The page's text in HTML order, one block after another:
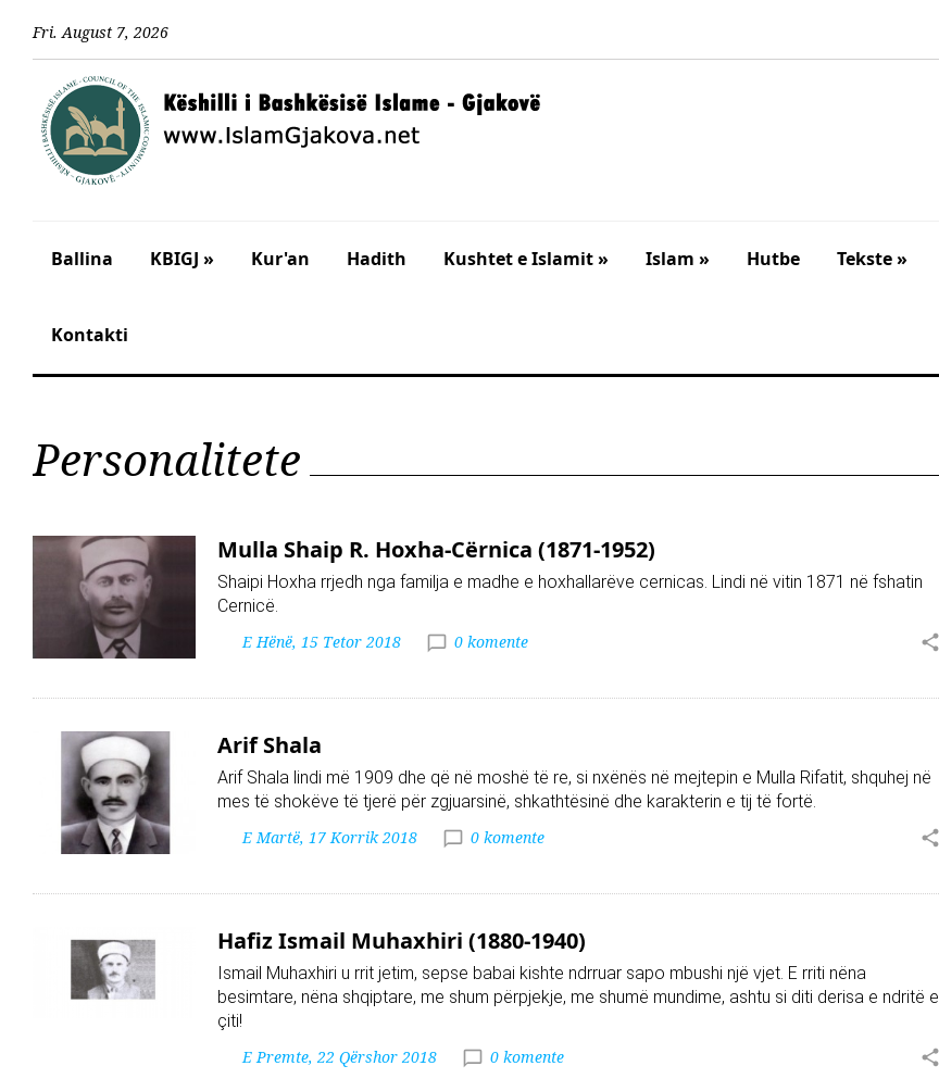
Fri. August 7, 2026
Ballina KBIGJ » Kur'an Hadith Kushtet e Islamit » Islam » Hutbe Tekste »
Kontakti
Personalitete
Mulla Shaip R. Hoxha-Cërnica (1871-1952)
Shaipi Hoxha rrjedh nga familja e madhe e hoxhallarëve cernicas. Lindi në vitin 1871 në fshatin
Cernicë.
E Hënë, 15 Tetor 2018
0 komente
Arif Shala
Arif Shala lindi më 1909 dhe që në moshë të re, si nxënës në mejtepin e Mulla Rifatit, shquhej në
mes të shokëve të tjerë për zgjuarsinë, shkathtësinë dhe karakterin e tij të fortë.
E Martë, 17 Korrik 2018
0 komente
Hafiz Ismail Muhaxhiri (1880-1940)
Ismail Muhaxhiri u rrit jetim, sepse babai kishte ndrruar sapo mbushi një vjet. E rriti nëna
besimtare, nëna shqiptare, me shum përpjekje, me shumë mundime, ashtu si diti derisa e ndritë e
çiti!
E Premte, 22 Qërshor 2018
0 komente